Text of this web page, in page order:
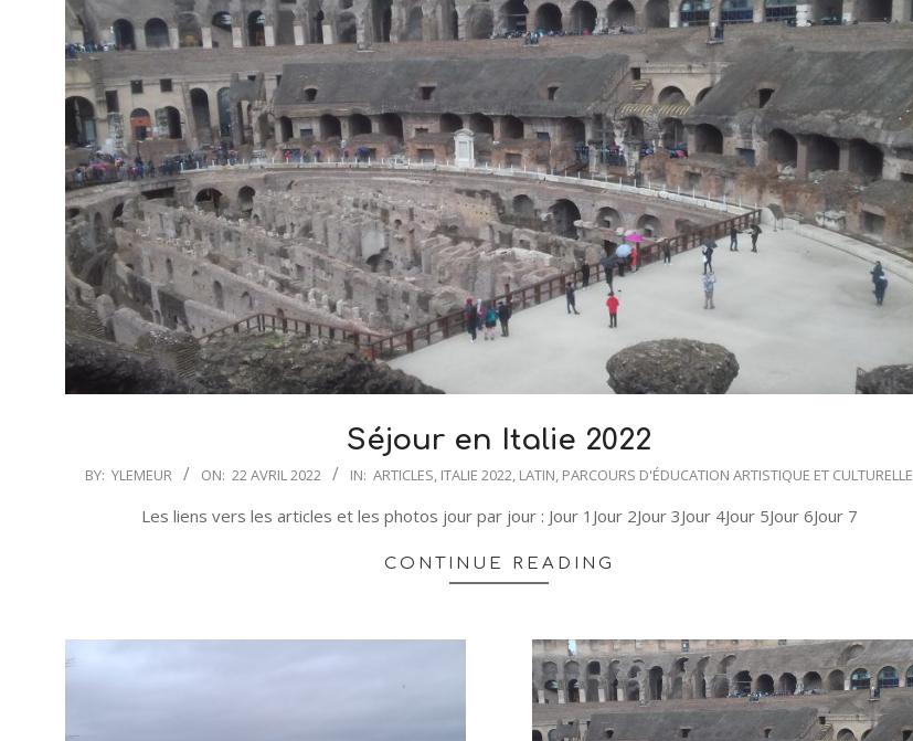
Séjour en Italie 2022
2022-
BY: YLEMEUR ON: 22 AVRIL 2022 IN: ARTICLES, ITALIE 2022, LATIN, PARCOURS D'ÉDUCATION ARTISTIQUE ET CULTURELLE
Les liens vers les articles et les photos jour par jour : Jour 1Jour 2Jour 3Jour 4Jour 5Jour 6Jour 7
CONTINUE READING